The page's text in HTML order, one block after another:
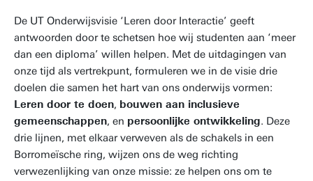
De UT Onderwijsvisie ‘Leren door Interactie’ geeft
antwoorden door te schetsen hoe wij studenten aan ‘meer
dan een diploma’ willen helpen. Met de uitdagingen van
onze tijd als vertrekpunt, formuleren we in de visie drie
doelen die samen het hart van ons onderwijs vormen:
Leren door te doen, bouwen aan inclusieve
gemeenschappen, en persoonlijke ontwikkeling. Deze
drie lijnen, met elkaar verweven als de schakels in een
Borromeïsche ring, wijzen ons de weg richting
verwezenlijking van onze missie: ze helpen ons om te